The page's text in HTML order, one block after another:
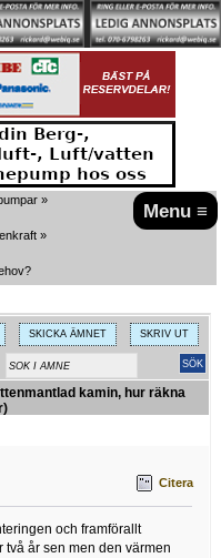
Menu ≡
»
»
SKICKA ÄMNET SKRIV UT
kamin, hur räkna
Citera
och framförallt
två år sen men den värmen